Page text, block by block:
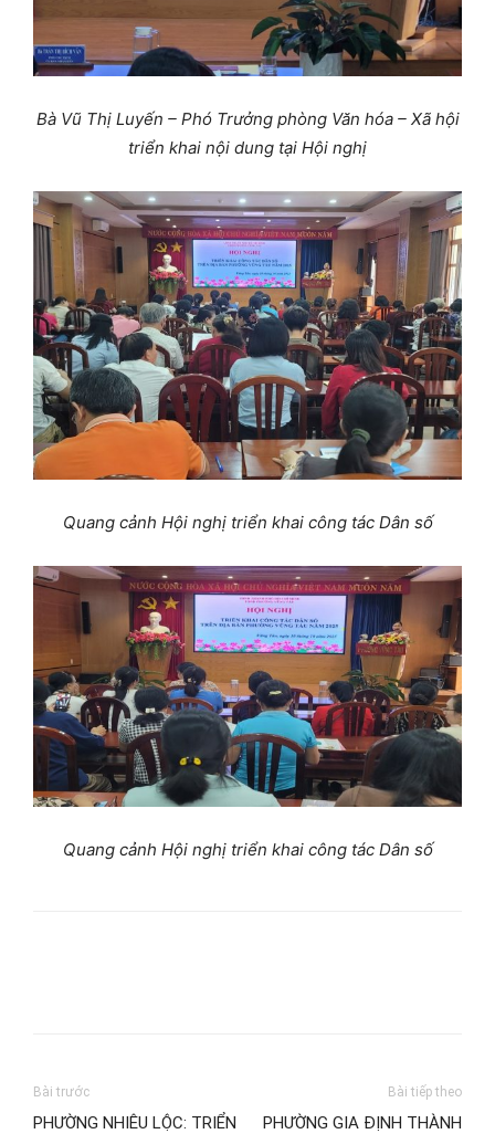
Bà Vũ Thị Luyến – Phó Trưởng phòng Văn hóa – Xã hội
triển khai nội dung tại Hội nghị
Quang cảnh Hội nghị triển khai công tác Dân số
Quang cảnh Hội nghị triển khai công tác Dân số
Bài trước
PHƯỜNG NHIÊU LỘC: TRIỂN
Bài tiếp theo
PHƯỜNG GIA ĐỊNH THÀNH